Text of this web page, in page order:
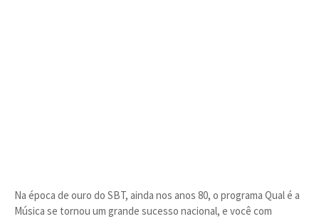
Na época de ouro do SBT, ainda nos anos 80, o programa Qual é a
Música se tornou um grande sucesso nacional, e você com